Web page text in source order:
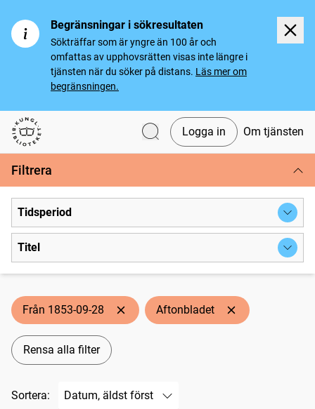
Begränsningar i sökresultaten
Sökträffar som är yngre än 100 år och
omfattas av upphovsrätten visas inte längre i
tjänsten när du söker på distans. Läs mer om
begränsningen.
Svenska tidningar
Logga in Om tjänsten
Filtrera
Tidsperiod
Titel
Från 1853-09-28 Aftonbladet
Rensa alla filter
Sortera: